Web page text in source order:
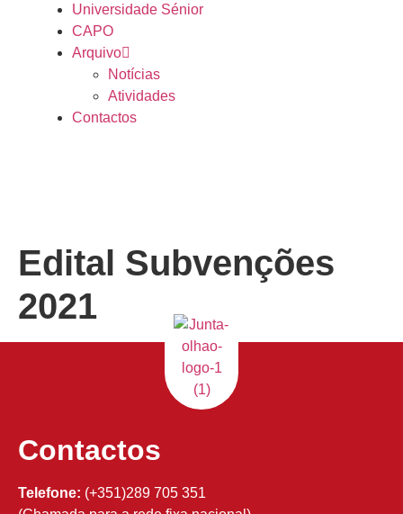
Universidade Sénior
CAPO
Arquivo
Notícias
Atividades
Contactos
Edital Subvenções
2021
Contactos
Telefone: (+351)289 705 351